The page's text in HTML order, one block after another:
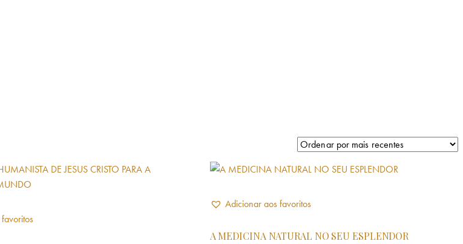
Adicionar aos favoritos
A MEDICINA NATURAL NO SEU ESPLENDOR